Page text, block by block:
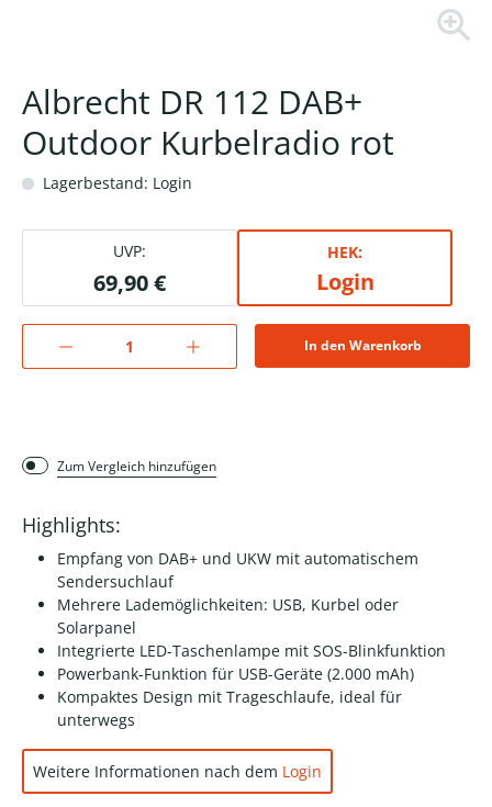
Albrecht DR 112 DAB+
Outdoor Kurbelradio rot
Lagerbestand: Login
UVP:
69,90 €
HEK:
Login
In den Warenkorb
Zum Vergleich hinzufügen
Highlights:
Empfang von DAB+ und UKW mit automatischem
Sendersuchlauf
Mehrere Lademöglichkeiten: USB, Kurbel oder
Solarpanel
Integrierte LED-Taschenlampe mit SOS-Blinkfunktion
Powerbank-Funktion für USB-Geräte (2.000 mAh)
Kompaktes Design mit Trageschlaufe, ideal für
unterwegs
Weitere Informationen nach dem Login